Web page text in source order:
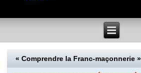
« Comprendre la Franc-maçonnerie